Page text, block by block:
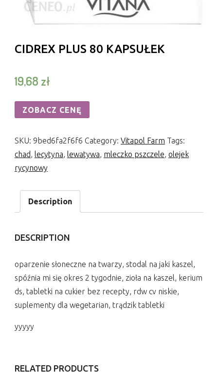
CIDREX PLUS 80 KAPSUŁEK
19,68 zł
ZOBACZ CENĘ
SKU: 9bed6fa2f6f6 Category: Vitapol Farm Tags:
chad, lecytyna, lewatywa, mleczko pszczele, olejek
rycynowy
Description
DESCRIPTION
oparzenie słoneczne na twarzy, stodal na jaki kaszel,
spóźnia mi się okres 2 tygodnie, zioła na kaszel, kerium
ds, tabletki na cukier bez recepty, rdw cv niskie,
suplementy dla wegetarian, trądzik tabletki
yyyyy
RELATED PRODUCTS